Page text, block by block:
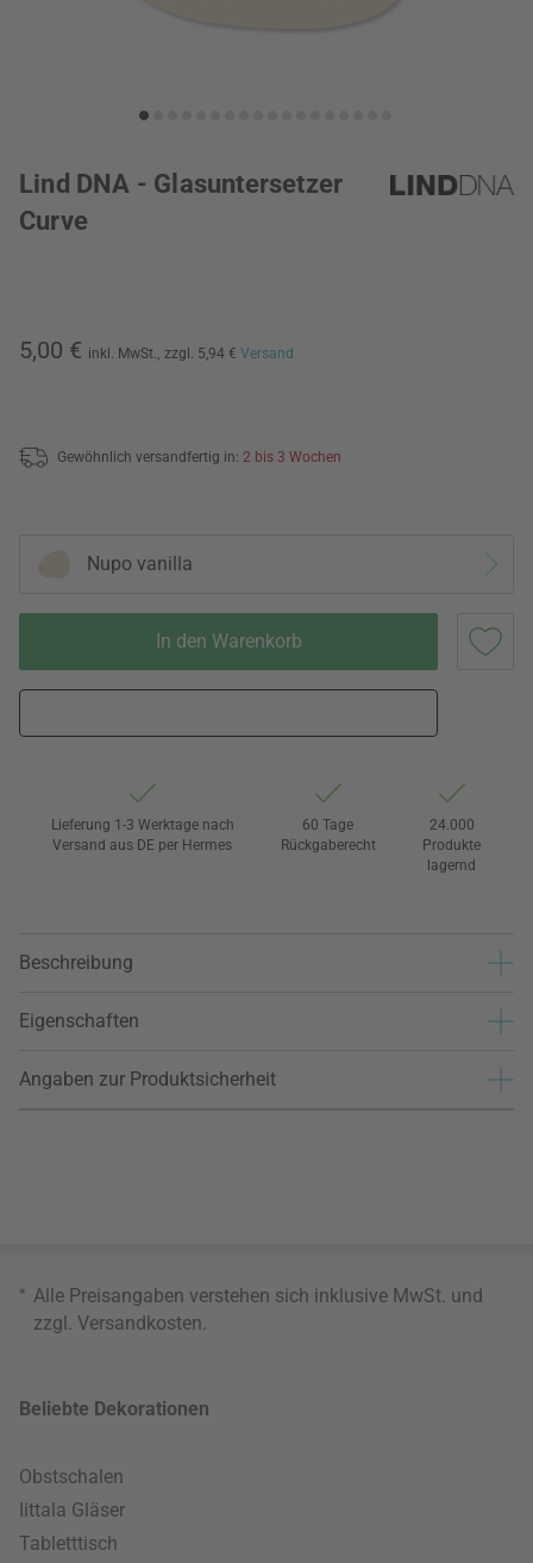
Lind DNA - Glasuntersetzer
Curve
5,00 € inkl. MwSt., zzgl. 5,94 € Versand
Gewöhnlich versandfertig in: 2 bis 3 Wochen
Nupo vanilla
In den Warenkorb
Lieferung 1-3 Werktage nach
Versand aus DE per Hermes
60 Tage
Rückgaberecht
24.000
Produkte
lagernd
Beschreibung
Eigenschaften
Angaben zur Produktsicherheit
* Alle Preisangaben verstehen sich inklusive MwSt. und
zzgl. Versandkosten
Beliebte Dekorationen
Obstschalen
Iittala Gläser
Tabletttisch